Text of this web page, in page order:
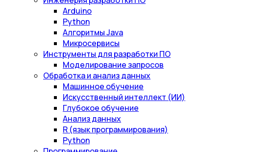
Arduino
Python
Алгоритмы Java
Микросервисы
Инструменты для разработки ПО
Моделирование запросов
Обработка и анализ данных
Машинное обучение
Искусственный интеллект (ИИ)
Глубокое обучение
Анализ данных
R (язык программирования)
Python